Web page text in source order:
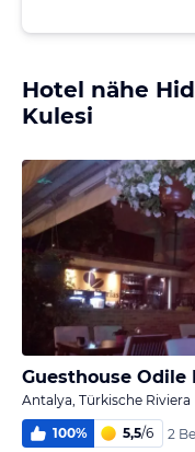
Hotel nähe
Kulesi
Guesthouse Odile
Antalya, Türkische Riviera
100% 5,5/6 2